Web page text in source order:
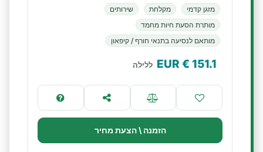
מזגן קדמי מקלחת
שירותים
מותרת הסעת חיות מחמד
מותאם לנסיעה בתנאי חורף / קיפאון
151.1
€ EUR ללילה
הזמנה \ הצעת מחיר